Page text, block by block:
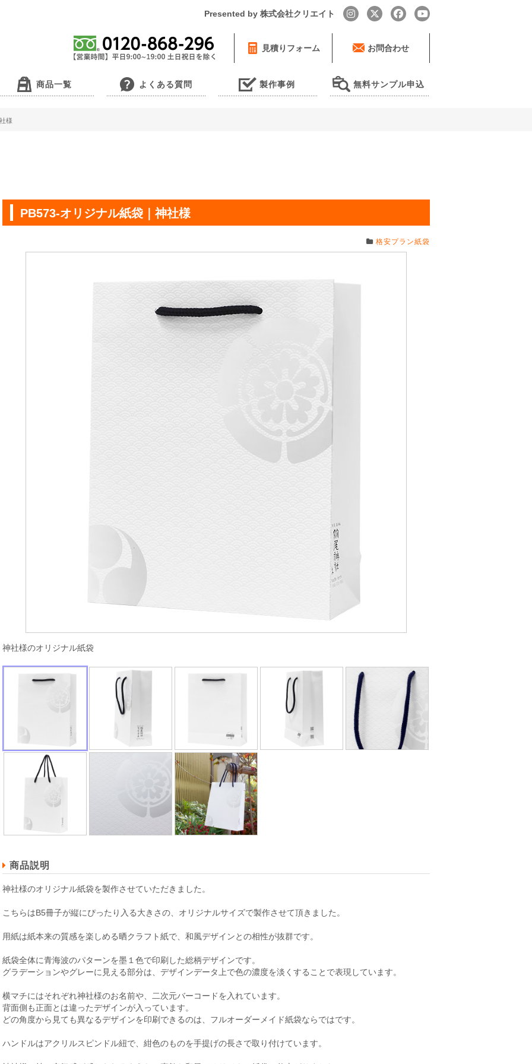
Presented by 株式会社クリエイト
見積りフォーム お問合わせ
商品一覧 よくある質問 製作事例 無料サンプル申込
様
PB573-オリジナル紙袋｜神社様
格安プラン紙袋
神社様のオリジナル紙袋
商品説明
神社様のオリジナル紙袋を製作させていただきました。
こちらはB5冊子が縦にぴったり入る大きさの、オリジナルサイズで製作させて頂きました。
用紙は紙本来の質感を楽しめる晒クラフト紙で、和風デザインとの相性が抜群です。
紙袋全体に青海波のパターンを墨１色で印刷した総柄デザインです。
グラデーションやグレーに見える部分は、デザインデータ上で色の濃度を淡くすることで表現しています。
横マチにはそれぞれ神社様のお名前や、二次元バーコードを入れています。
背面側も正面とは違ったデザインが入っています。
どの角度から見ても異なるデザインを印刷できるのは、フルオーダーメイド紙袋ならではです。
ハンドルはアクリルスピンドル紐で、紺色のものを手提げの長さで取り付けています。